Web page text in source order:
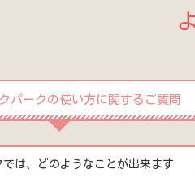
パークの使い方に関するご質問
は、どのようなことが出来ます